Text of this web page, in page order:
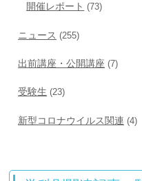
開催レポート (73)
ニュース (255)
出前講座・公開講座 (7)
受験生 (23)
新型コロナウイルス関連 (4)